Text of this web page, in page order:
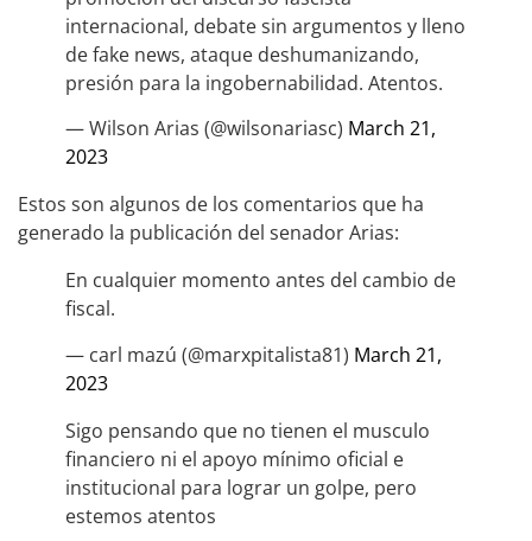
internacional, debate sin argumentos y lleno
de fake news, ataque deshumanizando,
presión para la ingobernabilidad. Atentos.
— Wilson Arias (@wilsonariasc) March 21,
2023
Estos son algunos de los comentarios que ha
generado la publicación del senador Arias:
En cualquier momento antes del cambio de
fiscal.
— carl mazú (@marxpitalista81) March 21,
2023
Sigo pensando que no tienen el musculo
financiero ni el apoyo mínimo oficial e
institucional para lograr un golpe, pero
estemos atentos